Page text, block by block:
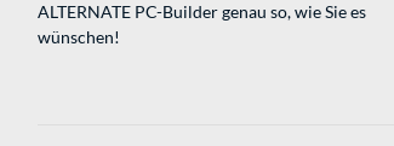
ALTERNATE PC-Builder genau so, wie Sie es
wünschen!